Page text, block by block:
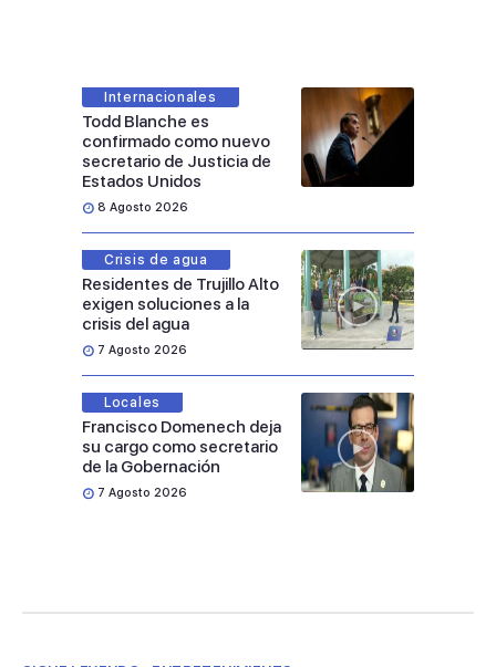
Internacionales
Todd Blanche es
confirmado como nuevo
secretario de Justicia de
Estados Unidos
8 Agosto 2026
Crisis de agua
Residentes de Trujillo Alto
exigen soluciones a la
crisis del agua
7 Agosto 2026
Locales
Francisco Domenech deja
su cargo como secretario
de la Gobernación
7 Agosto 2026